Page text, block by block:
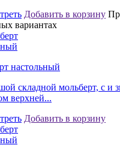
Добавить в корзину
вариантах
настольный
складной мольберт, с и
верхней...
Добавить в корзину